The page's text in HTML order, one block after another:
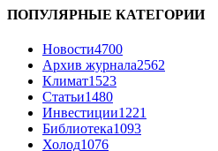
ПОПУЛЯРНЫЕ КАТЕГОРИИ
Новости4700
Архив журнала2562
Климат1523
Статьи1480
Инвестиции1221
Библиотека1093
Холод1076